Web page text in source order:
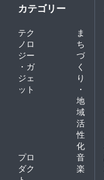
カテゴリー
テク
ノロ
ジー
・ガ
ジェ
ット
ま
ち
づ
く
り
・
地
域
活
性
化
プロ
ダク
音
楽